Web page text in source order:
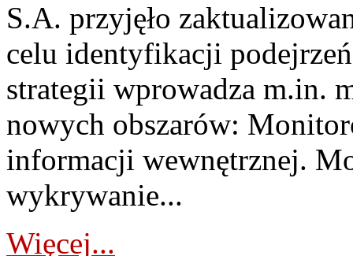
S.A. przyjęło
celu identyfikacji
strategii wprowadza m.in.
nowych obszarów:
informacji wewnętrznej.
wykrywanie...
Więcej...